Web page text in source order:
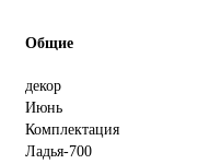
Общие
декор
Июнь
Комплектация
Ладья-700